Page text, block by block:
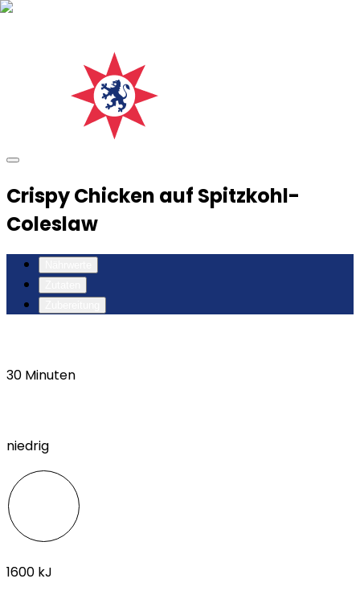
Crispy Chicken auf Spitzkohl-
Coleslaw
30 Minuten
niedrig
1600 kJ